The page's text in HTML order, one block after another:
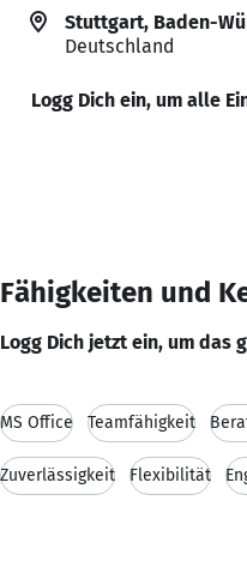
Stuttgart, Baden-
Deutschland
Logg Dich ein, um alle
Fähigkeiten und
Logg Dich jetzt ein, um das
MS Office Teamfähigkeit
Zuverlässigkeit Flexibilität